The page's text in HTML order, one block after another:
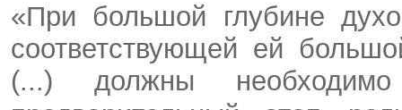
«При большой глубине
соответствующей ей
(...) должны